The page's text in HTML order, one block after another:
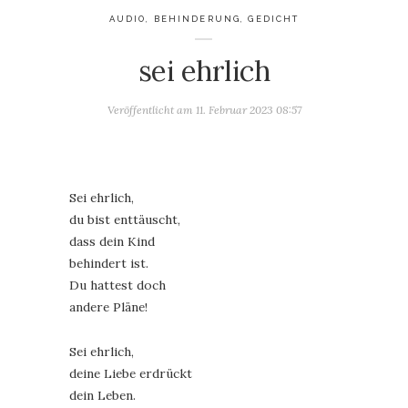
AUDIO, BEHINDERUNG,GEDICHT
sei ehrlich
Veröffentlicht am 11. Februar 2023 08:57
Sei ehrlich,
du bist enttäuscht,
dass dein Kind
behindert ist.
Du hattest doch
andere Pläne!
Sei ehrlich,
deine Liebe erdrückt
dein Leben.